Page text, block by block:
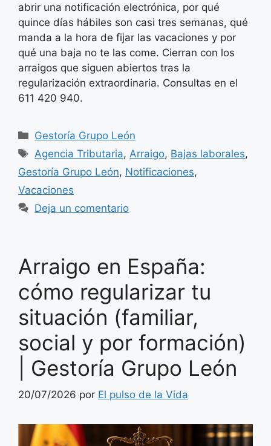
abrir una notificación electrónica, por qué
quince días hábiles son casi tres semanas, qué
manda a la hora de fijar las vacaciones y por
qué una baja no te las come. Cierran con los
arraigos que siguen abiertos tras la
regularización extraordinaria. Consultas en el
611 420 940.
Categorías
Gestoría Grupo León
Etiquetas
Agencia Tributaria, Arraigo, Bajas laborales,
Gestoría Grupo León, Notificaciones,
Vacaciones
Deja un comentario
Arraigo en España:
cómo regularizar tu
situación (familiar,
social y por formación)
| Gestoría Grupo León
20/07/2026 por El pulso de la Vida